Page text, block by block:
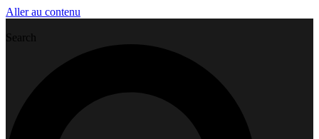
Aller au contenu
Search